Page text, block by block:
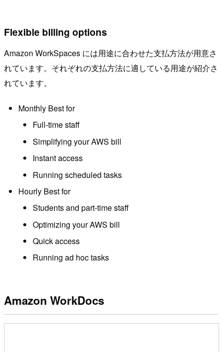
Flexible billing options
Amazon WorkSpaces には用途に合わせた支払方法が用意さ
れています。それぞれの支払方法に適している用途が紹介さ
れています。
Monthly Best for
Full-time staff
Simplifying your AWS bill
Instant access
Running scheduled tasks
Hourly Best for
Students and part-time staff
Optimizing your AWS bill
Quick access
Running ad hoc tasks
Amazon WorkDocs